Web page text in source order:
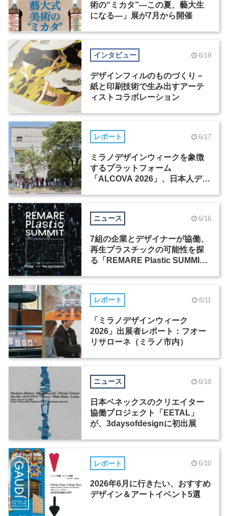
術の“ミカタ”―この夏、藝大生
になる―」展が7月から開催
インタビュー 6/19
デザインフィルのものづくり－
紙と印刷技術で生み出すアーテ
ィストコラボレーション
レポート 6/17
ミラノデザインウィークを象徴
するプラットフォーム
「ALCOVA 2026」、日本人デザ
ニュース 6/16
7組の企業とデザイナーが協働、
再生プラスチックの可能性を探
る「REMARE Plastic SUMMIT
レポート 6/11
「ミラノデザインウィーク
2026」出展者レポート：フオー
リサローネ（ミラノ市内）
ニュース 6/10
日本ベネックスのクリエイター
協働プロジェクト「EETAL」
が、3daysofdesignに初出展
レポート 6/10
2026年6月に行きたい、おすすめ
デザイン＆アートイベント5選